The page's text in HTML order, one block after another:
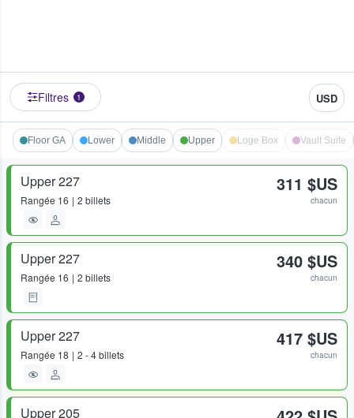
Filtres 1 USD
Floor GA Lower Middle Upper Loge Box Vault Suite
Upper 227
Rangée 16 2 billets
311 $US
chacun
Upper 227
Rangée 16 2 billets
340 $US
chacun
Upper 227
Rangée 18 2 - 4 billets
417 $US
chacun
Upper 205